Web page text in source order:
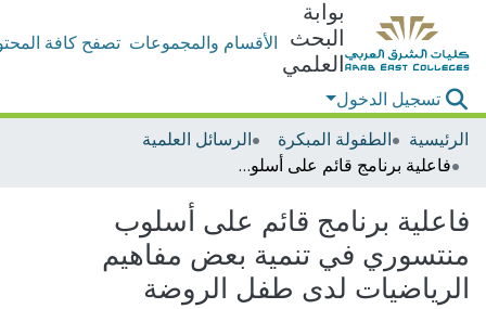
بوابة
البحث
العلمي
الأقسام والمجموعات تصفح كافة
تسجيل الدخول
الرئيسية
الطفولة المبكرة
الرسائل العلمية
فاعلية برنامج قائم على أسلوب منتسوري في تنمية بعض مفاهيم الرياضيات لدى طفل الروضة
فاعلية برنامج قائم على أسلوب
منتسوري في تنمية بعض مفاهيم
الرياضيات لدى طفل الروضة